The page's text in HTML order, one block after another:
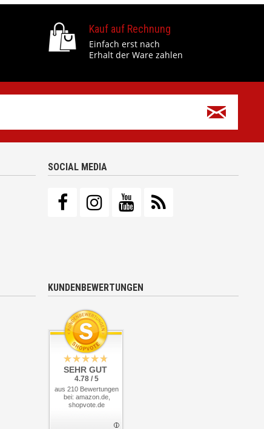
Kauf auf Rechnung
Einfach erst nach
Erhalt der Ware zahlen
SOCIAL MEDIA
KUNDENBEWERTUNGEN
SEHR GUT
4.78 / 5
aus 210 Bewertungen
bei: amazon.de,
shopvote.de